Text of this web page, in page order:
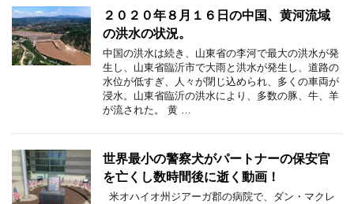
２０２０年８月１６日の中国、黄河流域
の洪水の状況。
中国の洪水は続き、山東省の李河で最大の洪水が発
生し、山東省臨沂市で大雨と洪水が発生し、道路の
水位が低すぎ、人々が閉じ込められ、多くの車両が
浸水。山東省臨沂の洪水により、多数の豚、牛、羊
が流された。 黄 …
世界最小の警察犬がパートナーの保安官
を亡くし数時間後に逝く動画！
米オハイオ州ジアーガ郡の病院で、ダン・マクレ